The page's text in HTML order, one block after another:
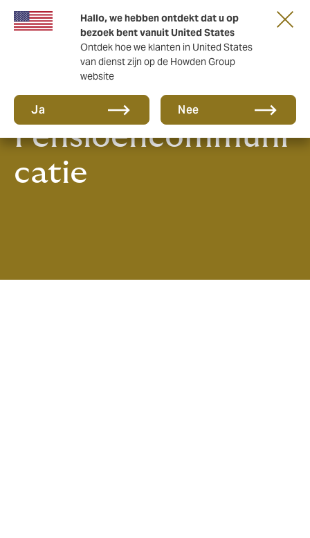
Hallo, we hebben ontdekt dat u op
bezoek bent vanuit United States
Ontdek hoe we klanten in United States
van dienst zijn op de Howden Group
website
Ja Nee
E-Paper:
Pensioencommuni
catie